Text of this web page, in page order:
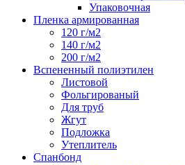
Упаковочная
Пленка армированная
120 г/м2
140 г/м2
200 г/м2
Вспененный полиэтилен
Листовой
Фольгированый
Для труб
Жгут
Подложка
Утеплитель
Спанбонд